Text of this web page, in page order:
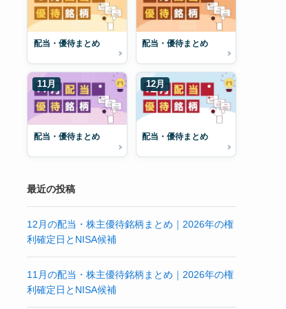
配当・優待まとめ 配当・優待まとめ
11月
配当・優待まとめ
12月
配当・優待まとめ
最近の投稿
12月の配当・株主優待銘柄まとめ｜2026年の権
利確定日とNISA候補
11月の配当・株主優待銘柄まとめ｜2026年の権
利確定日とNISA候補